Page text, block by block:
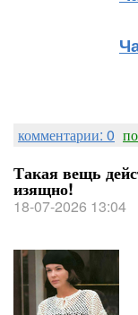
комментарии: 0
Такая вещь
изящно!
18-07-2026 13:04